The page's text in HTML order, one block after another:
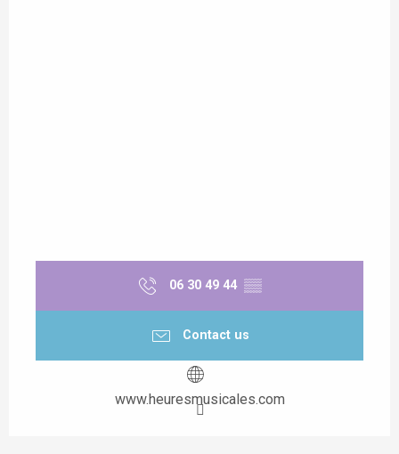
06 30 49 44 ▒▒
Contact us
www.heuresmusicales.com